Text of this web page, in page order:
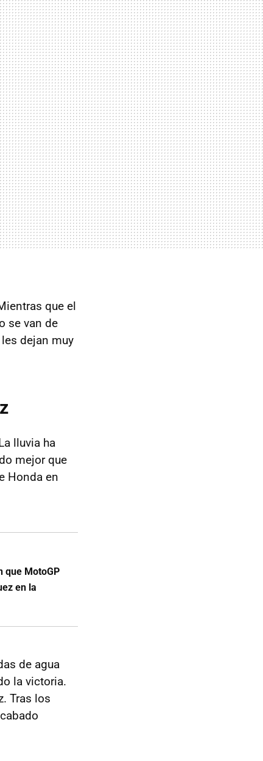
que el
se van de
dejan muy
lluvia ha
mejor que
Honda en
que MotoGP
en la
de agua
la victoria.
Tras los